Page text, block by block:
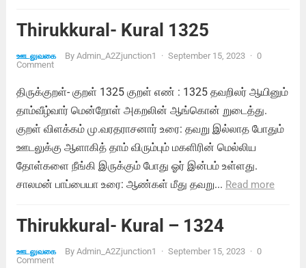
Thirukkural- Kural 1325
ஊடலுவகை By Admin_A2Zjunction1 · September 15, 2023 · 0
Comment
திருக்குறள்- குறள் 1325 குறள் எண் : 1325 தவறிலர் ஆயினும்
தாம்வீழ்வார் மென்றோள் அகறலின் ஆங்கொன் றுடைத்து.
குறள் விளக்கம் மு.வரதராசனார் உரை: தவறு இல்லாத போதும்
ஊடலுக்கு ஆளாகித் தாம் விரும்பும் மகளிரின் மெல்லிய
தோள்களை நீங்கி இருக்கும் போது ஓர் இன்பம் உள்ளது.
சாலமன் பாப்பையா உரை: ஆண்கள் மீது தவறு... Read more
Thirukkural- Kural – 1324
ஊடலுவகை By Admin_A2Zjunction1 · September 15, 2023 · 0
Comment